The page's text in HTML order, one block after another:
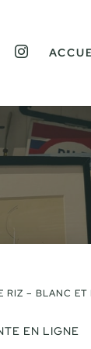
G
R
A
M
RIZ – BLANC ET
EN LIGNE